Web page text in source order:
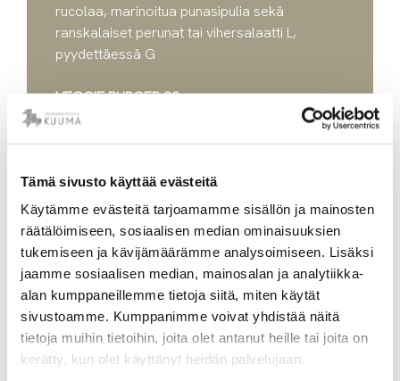
Tämä sivusto käyttää evästeitä
Käytämme evästeitä tarjoamamme sisällön ja mainosten
räätälöimiseen, sosiaalisen median ominaisuuksien
tukemiseen ja kävijämäärämme analysoimiseen. Lisäksi
jaamme sosiaalisen median, mainosalan ja analytiikka-
alan kumppaneillemme tietoja siitä, miten käytät
sivustoamme. Kumppanimme voivat yhdistää näitä
tietoja muihin tietoihin, joita olet antanut heille tai joita on
kerätty, kun olet käyttänyt heidän palvelujaan.
rucolaa, marinoitua punasipulia sekä
ranskalaiset perunat tai vihersalaatti L,
pyydettäessä G
VEGGIE BURGER 22
Kvinoa-kasvispihvi, briossisämpylä, aiolia,
Myrttisen suolakurkkua, rucolaa, marinoitua
vihersalaatti L, pyydettäessä G
HALLOUMI POCKET 24
Paistettua halloumijuustoa, grillattuja
kasviksia, varhaisperunaa, tuoreita yrttejä ja
sitrus-jogurttikastike L, G, pyydettäessä VEG
SALMON SOUP 25
Kuuman salaisella reseptillä valmistettua